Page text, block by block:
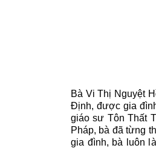
Bà Vi Thị Nguyệt
Định, được gia
giáo sư Tôn Thất
Pháp, bà đã từng
gia đình, bà luôn